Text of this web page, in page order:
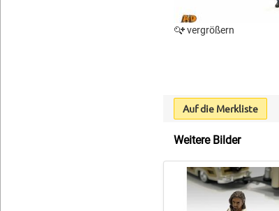
vergrößern
Auf die Merkliste
Weitere Bilder